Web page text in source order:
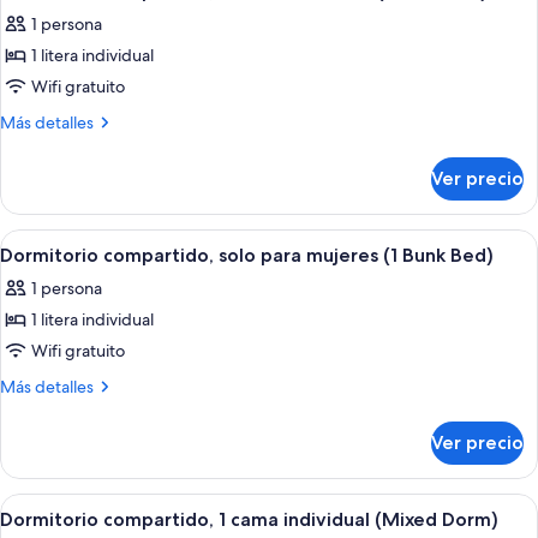
las
fotos
de
Dormitorio
mixto
(1
Bunk
bed)
1 persona
1 litera individual
Wifi gratuito
Más detalles
Más
compartido,
dormitorio
mixto
Bunk
bed)
Ver precio
Abrir
todas
las
fotos
de
Dormitorio
para
mujeres
(1
Un pasillo con escaleras de madera,
12
Dormitorio compartido, solo para mujeres (1 Bunk Bed)
1 persona
1 litera individual
Wifi gratuito
Más detalles
Más
compartido,
solo
para
Ver precio
Abrir
Una habitación de hotel con una
10
Dormitorio compartido, 1 cama individual (Mixed Dorm)